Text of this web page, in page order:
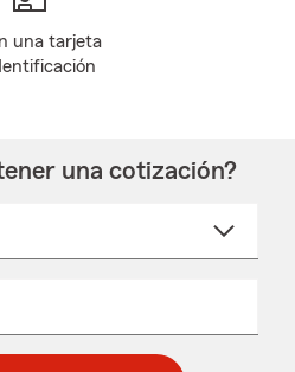
una tarjeta
una cotización?